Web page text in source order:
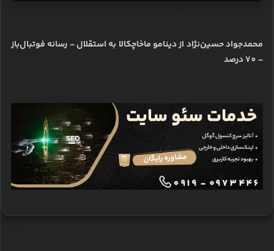
محمدجواد حسین‌نژاد از دینامو ماخاچکالا به استقلال - رسانه فوتبال‌باز
- 70 درصد